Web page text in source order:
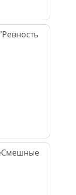
Ревность
Смешные